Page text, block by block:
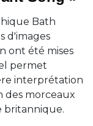
Bath
d'images
ont été mises
permet
interprétation
des morceaux
britannique.